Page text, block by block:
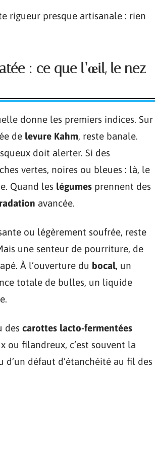
rigueur presque artisanale : rien
: ce que l’œil, le nez
donne les premiers indices. Sur
de levure Kahm, reste banale.
doit alerter. Si des
vertes, noires ou bleues : là, le
Quand les légumes prennent des
avancée.
ou légèrement soufrée, reste
une senteur de pourriture, de
À l’ouverture du bocal, un
totale de bulles, un liquide
des carottes lacto-fermentées
ou filandreux, c’est souvent la
d’un défaut d’étanchéité au fil des